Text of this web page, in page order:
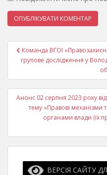
Навігація
записів
Команда ВГОI
групове дослідження у
Анонс 02 серпня 2023 року
тему «Правові механізми
органами влади (їх
ВЕРСІЯ САЙТУ